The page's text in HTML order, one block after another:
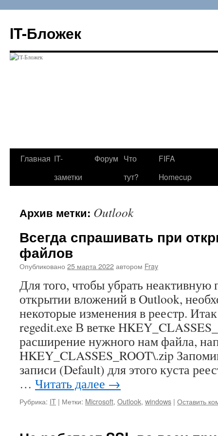
содержимому
IT-Бложек
Главная IT-
заметки
Форум Что
тут?
FIFA
Homecup
Архив метки: Outlook
Всегда спрашивать при
файлов
Опубликовано 25 марта 2022автором Fray
Для того, чтобы убрать неактивную
открытии вложений в Outlook,
некоторые изменения в реестр.
regedit.exe В ветке
расширение нужного нам файла,
HKEY_CLASSES_ROOT\.zip
записи (Default) для этого куста
… Читать далее →
Рубрика: IT | Метки: Microsoft, Outlook, windows | Оставить